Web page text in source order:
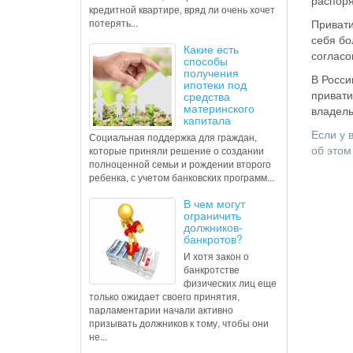
кредитной квартире, вряд ли очень хочет
потерять...
Какие есть
способы
получения
ипотеки под
средства
материнского
капитала
Социальная поддержка для граждан,
которые приняли решение о создании
полноценной семьи и рождении второго
ребенка, с учетом банковских программ...
В чем могут
ограничить
должников-
банкротов?
И хотя закон о
банкротстве
физических лиц еще
только ожидает своего принятия,
парламентарии начали активно
призывать должников к тому, чтобы они
не...
себя
В
Если у
об